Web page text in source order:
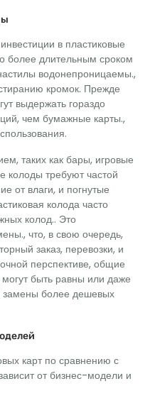
в пластиковые
более длительным сроком
водонепроницаемы.,
кромок. Прежде
выдержать гораздо
чем бумажные карты.,
таких как бары, игровые
требуют частой
от влаги, и погнутые
колода часто
колод.. Это
что, в свою очередь,
заказ, перевозки, и
перспективе, общие
быть равны или даже
замены более дешевых
карт по сравнению с
от бизнес-модели и